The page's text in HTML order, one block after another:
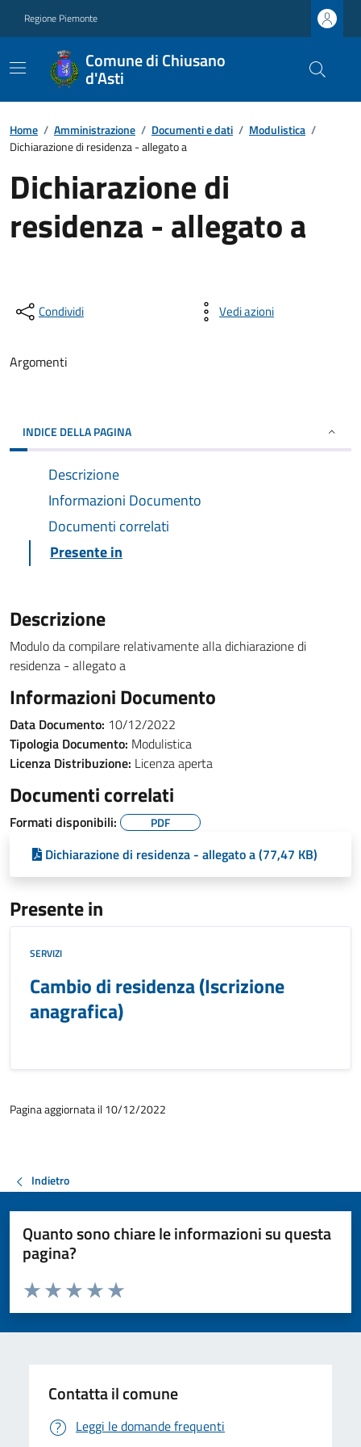
Regione Piemonte
Comune di Chiusano
d'Asti
Home / Amministrazione / Documenti e dati / Modulistica /
Dichiarazione di residenza - allegato a
Dichiarazione di
residenza - allegato a
Condividi Vedi azioni
Argomenti
INDICE DELLA PAGINA
Descrizione
Informazioni Documento
Documenti correlati
Presente in
Descrizione
Modulo da compilare relativamente alla dichiarazione di
residenza - allegato a
Informazioni Documento
Data Documento: 10/12/2022
Tipologia Documento: Modulistica
Licenza Distribuzione: Licenza aperta
Documenti correlati
Formati disponibili: PDF
Dichiarazione di residenza - allegato a (77,47 KB)
Presente in
SERVIZI
Cambio di residenza (Iscrizione
anagrafica)
Pagina aggiornata il 10/12/2022
Indietro
Quanto sono chiare le informazioni su questa
pagina?
Valuta da 1 a 5 stelle la pagina
Valuta 5 stelle su 5
Valuta 4 stelle su 5
Valuta 3 stelle su 5
Valuta 2 stelle su 5
Valuta 1 stelle su 5
Contatta il comune
Leggi le domande frequenti